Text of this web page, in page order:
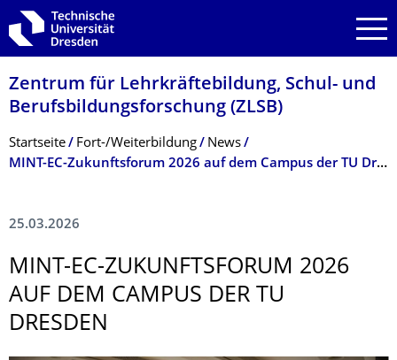
Zur Hauptnavigation springen
Zur Suche springen
Zum Inhalt springen
Zentrum für Lehrkräftebildung, Schul- und
Berufsbildungsfor­schung (ZLSB)
Breadcrumb-Menü
Startseite Fort-/Weiter­bildung
News
MINT-EC-Zukunftsforum 2026 auf dem Campus der TU Dresden
25.03.2026
MINT-EC-ZUKUNFTSFORUM 2026
AUF DEM CAMPUS DER TU
DRESDEN